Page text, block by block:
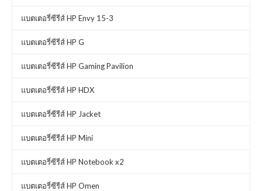
แบตเตอรี่ซีรีส์ HP Envy 15-3
แบตเตอรี่ซีรีส์ HP G
แบตเตอรี่ซีรีส์ HP Gaming Pavilion
แบตเตอรี่ซีรีส์ HP HDX
แบตเตอรี่ซีรีส์ HP Jacket
แบตเตอรี่ซีรีส์ HP Mini
แบตเตอรี่ซีรีส์ HP Notebook x2
แบตเตอรี่ซีรีส์ HP Omen